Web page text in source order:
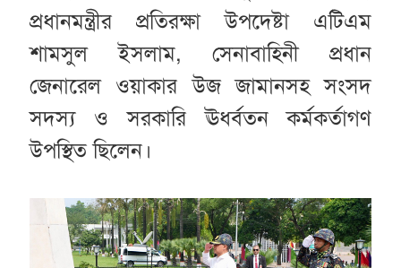
প্রধানমন্ত্রীর প্রতিরক্ষা উপদেষ্টা এটিএম
শামসুল ইসলাম, সেনাবাহিনী প্রধান
জেনারেল ওয়াকার উজ জামানসহ সংসদ
সদস্য ও সরকারি ঊধর্বতন কর্মকর্তাগণ
উপস্থিত ছিলেন।